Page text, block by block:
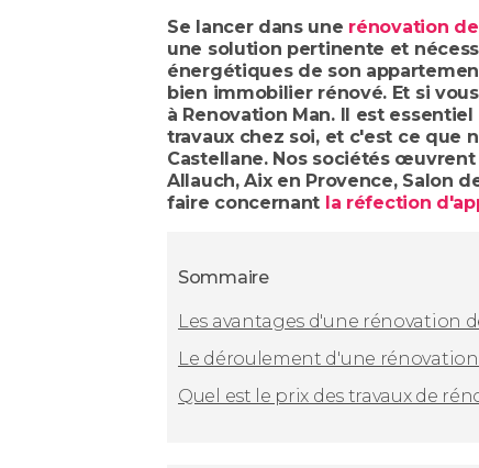
Se lancer dans une rénovation
une solution pertinente et
énergétiques de son
bien immobilier rénové. Et si
à Renovation Man. Il est
travaux chez soi, et c'est ce que
Castellane. Nos sociétés
Allauch, Aix en Provence, Salon
faire concernant la réfection
Sommaire
Les avantages d'une rénovation
Le déroulement d'une
Quel est le prix des travaux de